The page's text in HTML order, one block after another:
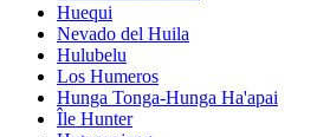
Huequi
Nevado del Huila
Hulubelu
Los Humeros
Hunga Tonga-Hunga Ha'apai
Île Hunter